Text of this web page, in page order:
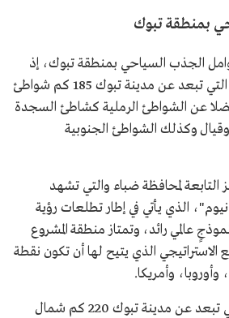
بمنطقة تبوك
الجذب السياحي بمنطقة تبوك، إذ
تحتضن محافظة ضباء، التي تبعد عن مدينة تبوك 185 كم شواطئ
عن الشواطئ الرملية كشاطئ السجدة
وقيال وكذلك الشواطئ الجنوبية
التابعة لمحافظة ضباء والتي تشهد
الذي يأتي في إطار تطلعات رؤية
نموذجٍ عالمي رائد، وتمتاز منطقة المشروع
الاستراتيجي الذي يتيح لها أن تكون نقطة
وأوروبا، وأمريكا.
وتمثل محافظة حقل التي تبعد عن مدينة تبوك 220 كم شمال